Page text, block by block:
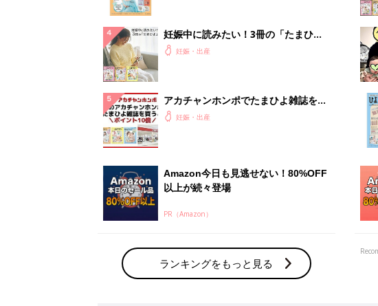
妊娠中に読みたい！3冊の「たまひ
よ」妊娠・出産
アカチャンホンポでたまひよ雑誌を買
うとポイント10倍【期間限定】
妊娠・出産
Amazon今日も見逃せない！80%OFF
以上が続々登場
PR（Amazon）
ランキングをもっと見る